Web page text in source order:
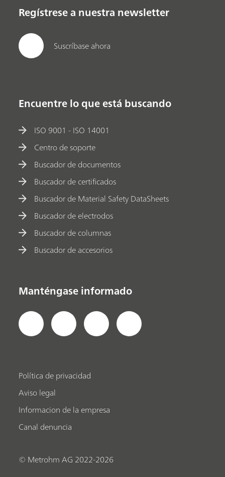
Regístrese a nuestra newsletter
Suscríbase ahora
Encuentre lo que está buscando
ISO 9001 - ISO 14001
Centro de soporte
Buscador de documentos
Buscador de certificados
Buscador de Material Safety DataSheets
Buscador de electrodos
Buscador de columnas
Buscador de accesorios
Manténgase informado
Política de privacidad
Aviso legal
Informacion de la empresa
Canal denuncia
© Metrohm AG 2022-2026